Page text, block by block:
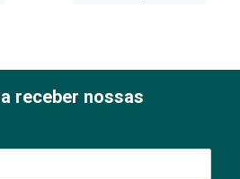
receber nossas